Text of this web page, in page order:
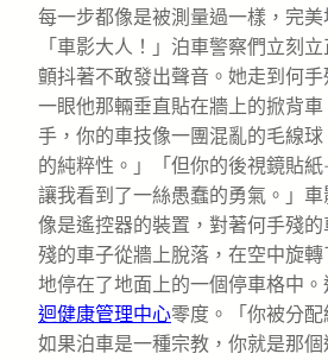
每一步都像是被測量過一樣，完美
「車影大人！」泊車警察們立刻
顫抖著不敢發出聲音。她走到何
一眼他那輛垂直貼在牆上的掀背
手，你的車技像一團混亂的毛線
的純粹性。」「但你的後視鏡貼
讓我看到了一絲愚蠢的勇氣。」
像是遙控器的裝置，對著何手殘
殘的車子從牆上脫落，在空中旋
地停在了地面上的一個停車格中
迴健康管理中心零度。「你被分
如果泊車是一種宗教，你就是那